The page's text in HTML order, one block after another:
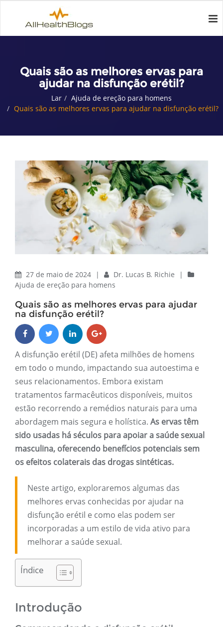
Quais são as melhores ervas para
ajudar na disfunção erétil?
Lar
Ajuda de ereção para homens
Quais são as melhores ervas para ajudar na disfunção erétil?
27 de maio de 2024 | Dr. Lucas B. Richie
|
Ajuda de ereção para homens
Quais são as melhores ervas para ajudar
na disfunção erétil?
A disfunção erétil (DE) afeta milhões de homens
em todo o mundo, impactando sua autoestima e
seus relacionamentos. Embora existam
tratamentos farmacêuticos disponíveis, muitos
estão recorrendo a remédios naturais para uma
abordagem mais segura e holística. As ervas têm
sido usadas há séculos para apoiar a saúde sexual
masculina, oferecendo benefícios potenciais sem
os efeitos colaterais das drogas sintéticas.
Neste artigo, exploraremos algumas das
melhores ervas conhecidas por ajudar na
disfunção erétil e como elas podem ser
incorporadas a um estilo de vida ativo para
melhorar a saúde sexual.
Índice
Introdução